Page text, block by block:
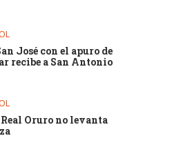
José con el apuro de
recibe a San Antonio
Real Oruro no levanta